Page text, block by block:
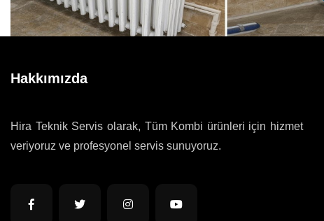
Hakkımızda
Hira Teknik Servis olarak, Tüm Kombi ürünleri için hizmet
veriyoruz ve profesyonel servis sunuyoruz.